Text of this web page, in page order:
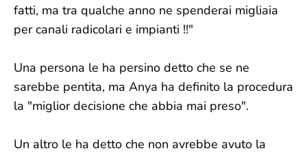
fatti, ma tra qualche anno ne spenderai migliaia
per canali radicolari e impianti !!"
Una persona le ha persino detto che se ne
sarebbe pentita, ma Anya ha definito la procedura
la "miglior decisione che abbia mai preso".
Un altro le ha detto che non avrebbe avuto la